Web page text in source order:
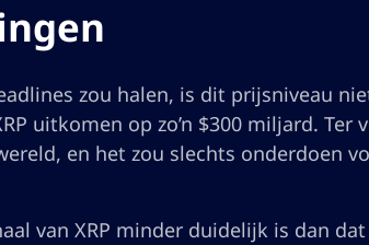
zou halen, is dit prijsniveau
uitkomen op zo’n $300 miljard. Ter
en het zou slechts onderdoen
van XRP minder duidelijk is dan